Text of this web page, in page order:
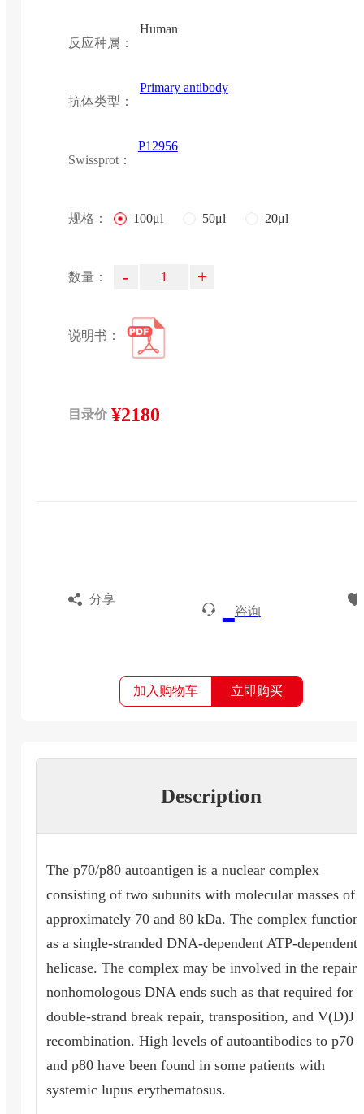
反应种属：
Human
抗体类型：
Primary antibody
Swissprot：
P12956
规格： 100μl 50μl 20μl
数量： - +
说明书：
目录价 ¥2180
分享
咨询
加入购物车 立即购买
Description
The p70/p80 autoantigen is a nuclear complex
consisting of two subunits with molecular masses of
approximately 70 and 80 kDa. The complex
as a single-stranded DNA-dependent ATP-dependent
helicase. The complex may be involved in the repair
nonhomologous DNA ends such as that required for
double-strand break repair, transposition, and V(D)J
recombination. High levels of autoantibodies to p70
and p80 have been found in some patients with
systemic lupus erythematosus.